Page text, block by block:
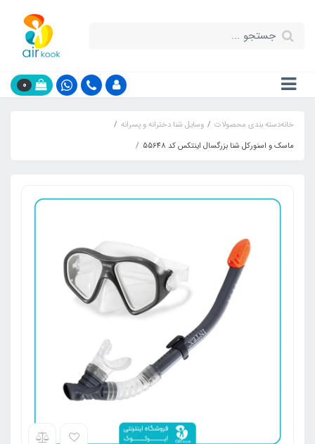
0
خانهدسته بندی محصولات
وسایل شنا دخترانه و پسرانه
ماسک و اسنورکل شنا بزرگسال اینتکس کد 55648